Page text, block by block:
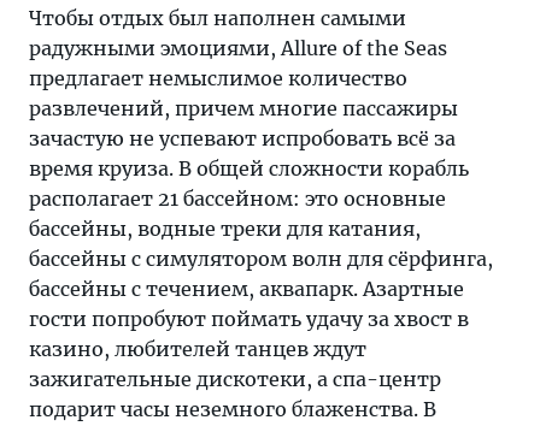
Чтобы отдых был наполнен самыми
радужными эмоциями, Allure of the Seas
предлагает немыслимое количество
развлечений, причем многие пассажиры
зачастую не успевают испробовать всё за
время круиза. В общей сложности корабль
располагает 21 бассейном: это основные
бассейны, водные треки для катания,
бассейны с симулятором волн для сёрфинга,
бассейны с течением, аквапарк. Азартные
гости попробуют поймать удачу за хвост в
казино, любителей танцев ждут
зажигательные дискотеки, а спа-центр
подарит часы неземного блаженства. В